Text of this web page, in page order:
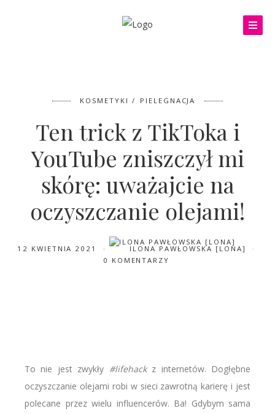
KOSMETYKI PIELEGNACJA
Ten trick z TikToka i
YouTube zniszczył mi
skórę: uważajcie na
oczyszczanie olejami!
12 KWIETNIA 2021
ILONA PAWŁOWSKA [LONA]
0 KOMENTARZY
To nie jest zwykły #lifehackz internetów. Dogłębne
oczyszczanie olejami robi w sieci zawrotną karierę i jest
polecane przez wielu influencerów. Ba! Gdybym sama